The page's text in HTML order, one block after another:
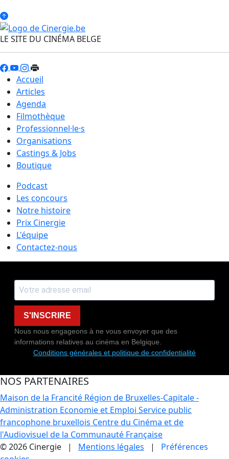
LE SITE DU CINÉMA BELGE
Accueil
Articles
Agenda
Filmothèque
Professionnel·le·s
Organisations
Castings & Jobs
Boutique
Podcast
Les concours
Notre histoire
Prix Cinergie
L'équipe
Contactez-nous
S'INSCRIRE
Nous nous engageons à ne vous envoyer que des
informations relatives au cinéma en Belgique.
Conditions générales et politique de confidentialité
NOS PARTENAIRES
Maison de la Francité Région de Bruxelles-Capitale -
Administration Economie et Emploi Service public
francophone bruxellois Centre du Cinéma et de
l'Audiovisuel de la Communauté Française
© 2026 Cinergie | Mentions légales | Préférences